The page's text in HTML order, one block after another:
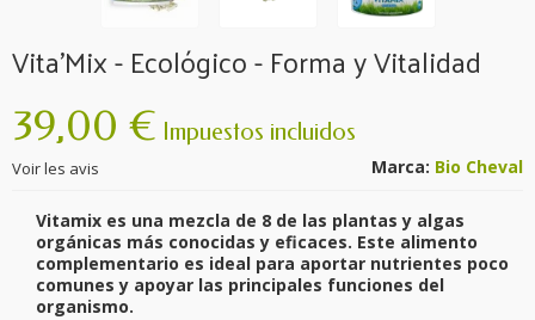
Vita'Mix - Ecológico - Forma y Vitalidad
Marca: Bio Cheval
39,00 € Impuestos incluidos
Voir les avis
Vitamix es una mezcla de 8 de las plantas y algas
orgánicas más conocidas y eficaces. Este alimento
complementario es ideal para aportar nutrientes poco
comunes y apoyar las principales funciones del
organismo.